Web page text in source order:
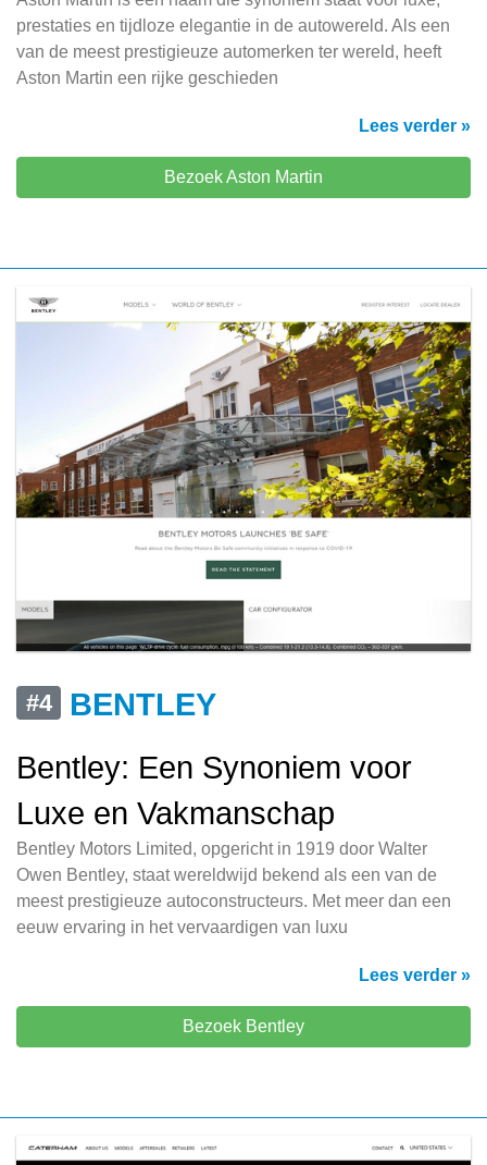
prestaties en tijdloze elegantie in de autowereld. Als een
van de meest prestigieuze automerken ter wereld, heeft
Aston Martin een rijke geschieden
Lees verder »
Bezoek Aston Martin
#4
BENTLEY
Bentley: Een Synoniem voor
Luxe en Vakmanschap
Bentley Motors Limited, opgericht in 1919 door Walter
Owen Bentley, staat wereldwijd bekend als een van de
meest prestigieuze autoconstructeurs. Met meer dan een
eeuw ervaring in het vervaardigen van luxu
Lees verder »
Bezoek Bentley